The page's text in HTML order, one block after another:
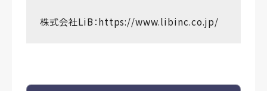
株式会社LiB：https://www.libinc.co.jp/